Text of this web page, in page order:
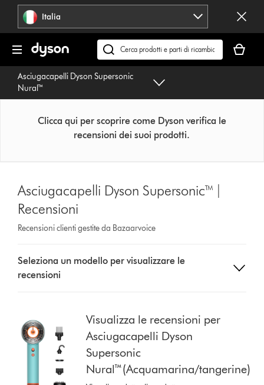
navigazione Italia
Cerca
su
dyson.it
carrello
è
Asciugacapelli Dyson Supersonic
Nural™
Clicca qui per scoprire come Dyson verifica le
recensioni dei suoi prodotti.
Asciugacapelli Dyson Supersonic™ |
Recensioni
Recensioni clienti gestite da Bazaarvoice
a
button
to
show
reviews
Seleziona un modello per visualizzare le
recensioni
Visualizza le recensioni per
Asciugacapelli Dyson
Supersonic
Nural™(Acquamarina/tangerine)